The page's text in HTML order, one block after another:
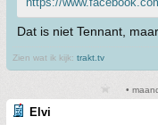
Dat is niet Tennant,
Zien wat ik kijk: trakt.tv
•
Elvi